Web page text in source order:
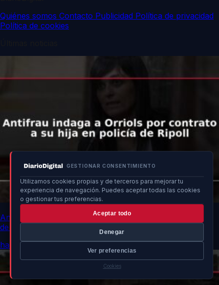
GESTIONAR CONSENTIMIENTO
Utilizamos cookies propias y de terceros para mejorar tu
experiencia de navegación. Puedes aceptar todas las cookies
o gestionar tus preferencias.
Aceptar todo
Denegar
Ver preferencias
Cookies
Quiénes somos Contacto Publicidad Política de privacidad
Política de cookies
Antifrau indaga a Orriols por contrato a su hija en policía
de Ripoll
hace 4h